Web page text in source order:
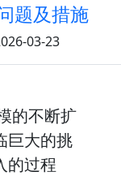
题及措施
03-23
的不断扩
巨大的挑
的过程